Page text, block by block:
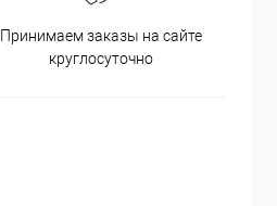
Принимаем заказы на сайте
круглосуточно